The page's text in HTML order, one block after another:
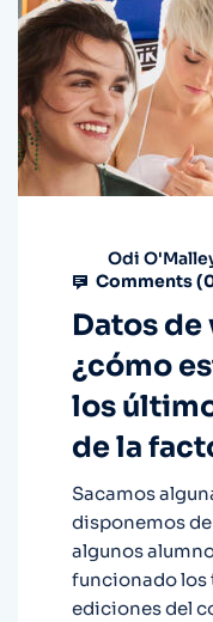
Odi
Comments (
Datos de
¿cómo
los
de la
Sacamos
disponemos
algunos
funcionado los
ediciones del